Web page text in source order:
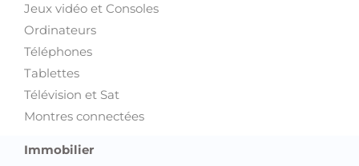
Jeux vidéo et Consoles
Ordinateurs
Téléphones
Tablettes
Télévision et Sat
Montres connectées
Immobilier